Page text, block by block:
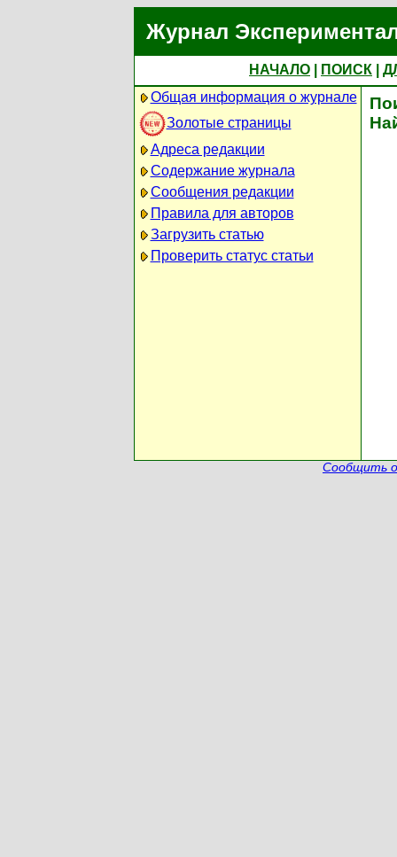
Журнал
НАЧАЛО ПОИСК
Общая информация о журнале
Золотые страницы
Адреса редакции
Содержание журнала
Сообщения редакции
Правила для авторов
Загрузить статью
Проверить статус статьи
Сообщить о